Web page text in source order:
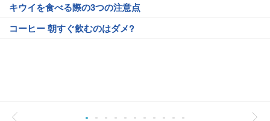
キウイを食べる際の3つの注意点
コーヒー 朝すぐ飲むのはダメ?